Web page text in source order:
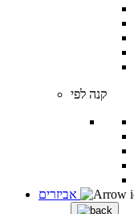
קנה לפי